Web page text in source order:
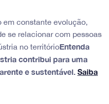
em constante evolução,
se relacionar com pessoas
no territórioEntenda
contribui para uma
e sustentável. Saiba